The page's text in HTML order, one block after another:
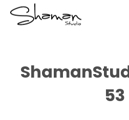
53